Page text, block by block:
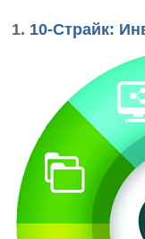
1. 10-Страйк: